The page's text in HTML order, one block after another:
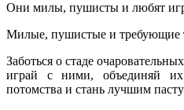
Они милы, пушисты и любят
Милые, пушистые и требующие
Заботься о стаде
играй с ними, объединяй
потомства и стань лучшим